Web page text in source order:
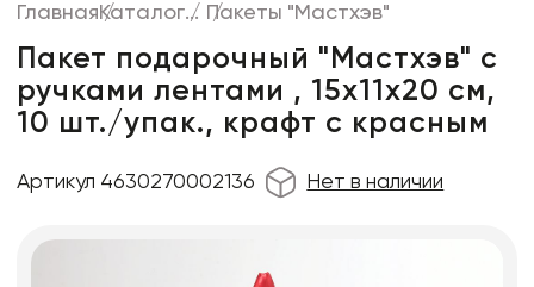
Пленка
прозрачная
Лента
Искусственные цветы и растения
ГлавнаяКаталог... Пакеты "Мастхэв"
Пакет подарочный "Мастхэв" с
ручками лентами , 15х11х20 см,
10 шт./упак., крафт с красным
Артикул 4630270002136 Нет в наличии